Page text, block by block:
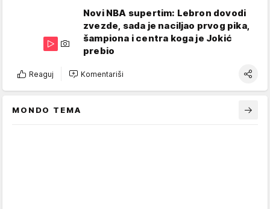
Novi NBA supertim: Lebron dovodi
zvezde, sada je naciljao prvog pika,
šampiona i centra koga je Jokić
prebio
Reaguj Komentariši
MONDO TEMA